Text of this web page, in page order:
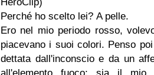
Perché ho scelto lei? A pelle.
Ero nel mio periodo rosso,
piacevano i suoi colori. Penso
dettata dall'inconscio e da un